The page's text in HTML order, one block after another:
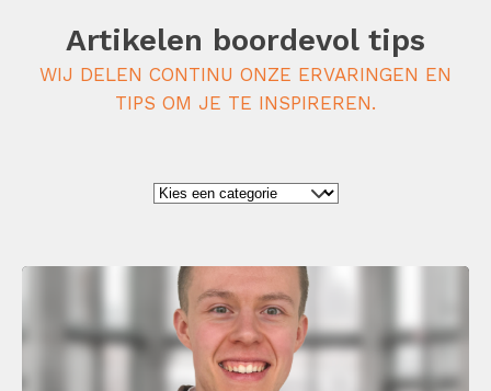
Artikelen boordevol tips
WIJ DELEN CONTINU ONZE ERVARINGEN EN
TIPS OM JE TE INSPIREREN.